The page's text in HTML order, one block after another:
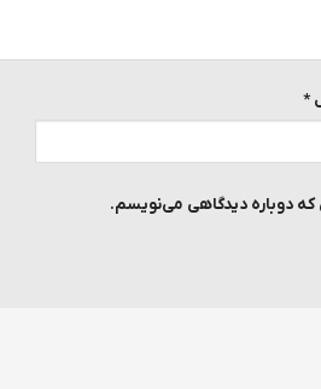
*
که دوباره دیدگاهی می‌نویسم.